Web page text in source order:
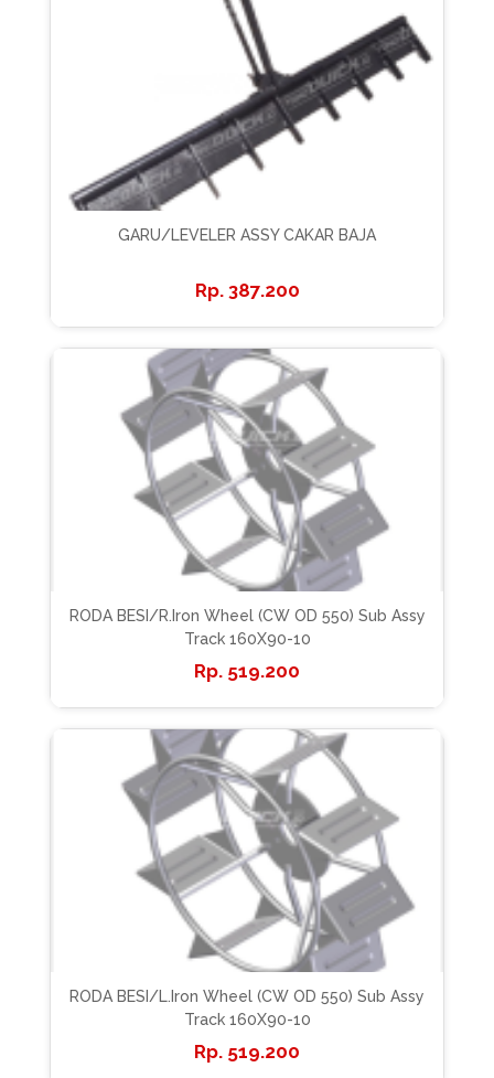
GARU/LEVELER ASSY CAKAR BAJA
387.200
RODA BESI/R.Iron Wheel (CW OD 550) Sub Assy
Track 160X90-10
519.200
RODA BESI/L.Iron Wheel (CW OD 550) Sub Assy
Track 160X90-10
519.200